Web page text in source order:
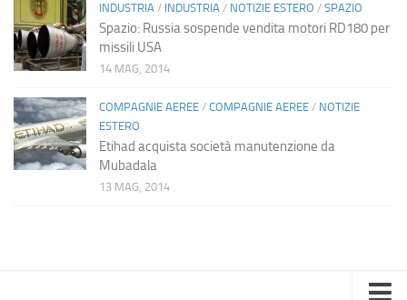
INDUSTRIA / INDUSTRIA / NOTIZIE ESTERO / SPAZIO
Spazio: Russia sospende vendita motori RD180 per
missili USA
14 MAG, 2014
COMPAGNIE AEREE / COMPAGNIE AEREE / NOTIZIE
ESTERO
Etihad acquista società manutenzione da
Mubadala
13 MAG, 2014